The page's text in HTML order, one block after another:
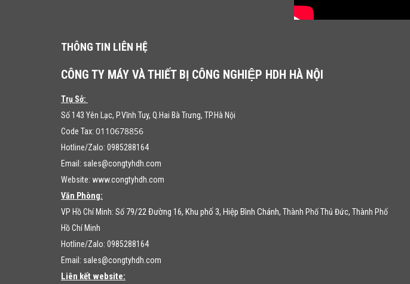
THÔNG TIN LIÊN HỆ
CÔNG TY MÁY VÀ THIẾT BỊ CÔNG NGHIỆP HDH HÀ NỘI
Trụ Sở:
Số 143 Yên Lạc, P.Vĩnh Tuy, Q.Hai Bà Trưng, TP.Hà Nội
Code Tax: 0110678856
Hotline/Zalo: 0985288164
Email: sales@congtyhdh.com
Website: www.congtyhdh.com
Văn Phòng:
VP Hồ Chí Minh: Số 79/22 Đường 16, Khu phố 3, Hiệp Bình Chánh, Thành Phố Thủ Đức, Thành Phố
Hồ Chí Minh
Hotline/Zalo: 0985288164
Email: sales@congtyhdh.com
Liên kết website: